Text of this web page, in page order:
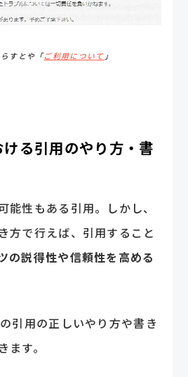
すとや「ご利用について 」
る引用のやり方・書
能性もある引用。しかし、
方で行えば、引用すること
の説得性や信頼性を高める
引用の正しいやり方や書き
す。